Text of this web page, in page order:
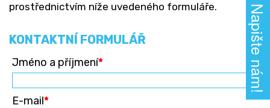
prostřednictvím níže uvedeného formuláře.
KONTAKTNÍ FORMULÁŘ
Jméno a příjmení*
E-mail*
Napište nám!